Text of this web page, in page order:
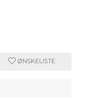
ØNSKELISTE